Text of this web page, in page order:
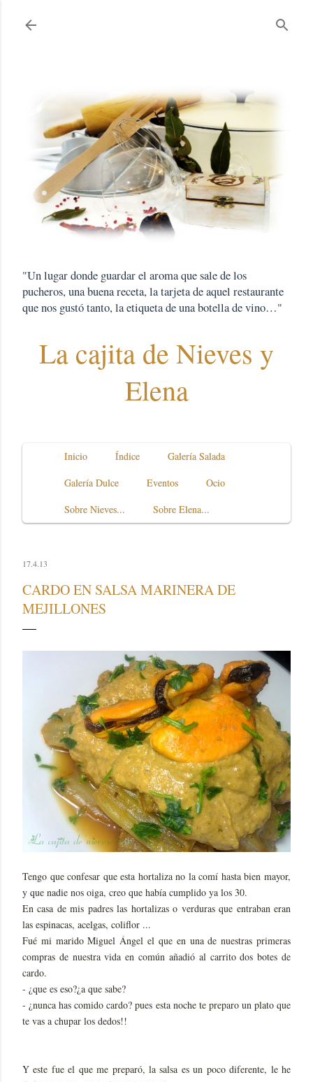
"Un lugar donde guardar el aroma que sale de los
pucheros, una buena receta, la tarjeta de aquel restaurante
que nos gustó tanto, la etiqueta de una botella de vino…"
La cajita de Nieves y
Elena
Inicio Índice
Galería Salada
Galería Dulce
Eventos
Ocio
Sobre Nieves...
Sobre Elena...
17.4.13
CARDO EN SALSA MARINERA DE
MEJILLONES
Tengo que confesar que esta hortaliza no la comí hasta bien mayor,
y que nadie nos oiga, creo que había cumplido ya los 30.
En casa de mis padres las hortalizas o verduras que entraban eran
las espinacas, acelgas, coliflor ...
Fué mi marido Miguel Ángel el que en una de nuestras primeras
compras de nuestra vida en común añadió al carrito dos botes de
cardo.
- ¿que es eso?¿a que sabe?
- ¿nunca has comido cardo? pues esta noche te preparo un plato que
te vas a chupar los dedos!!
Y este fue el que me preparó, la salsa es un poco diferente, le he